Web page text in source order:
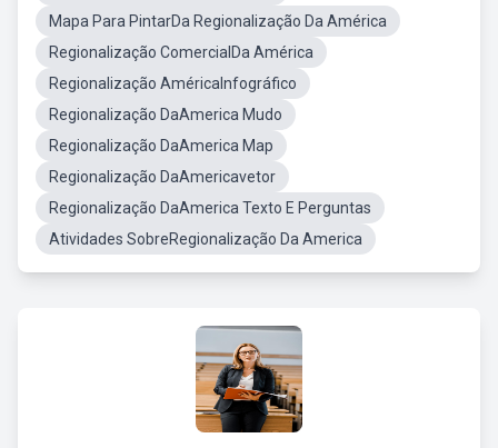
Mapa Para PintarDa Regionalização Da América
Regionalização ComercialDa América
Regionalização AméricaInfográfico
Regionalização DaAmerica Mudo
Regionalização DaAmerica Map
Regionalização DaAmericavetor
Regionalização DaAmerica Texto E Perguntas
Atividades SobreRegionalização Da America